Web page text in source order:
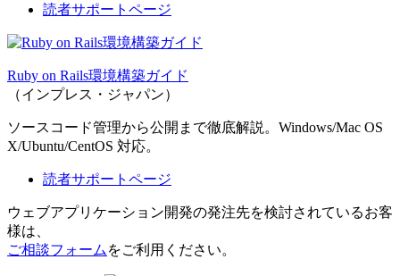
読者サポートページ
Ruby on Rails環境構築ガイド
（インプレス・ジャパン）
ソースコード管理から公開まで徹底解説。Windows/Mac OS
X/Ubuntu/CentOS 対応。
読者サポートページ
ウェブアプリケーション開発の発注先を検討されているお客
様は、
ご相談フォーム をご利用ください。